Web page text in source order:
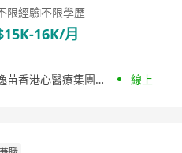
限經驗不限學歷
16K/月
逸苗香港心醫療集團有限公司 線上